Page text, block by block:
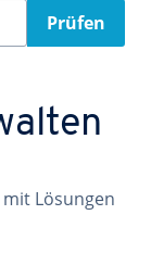
Prüfen
Lösungen